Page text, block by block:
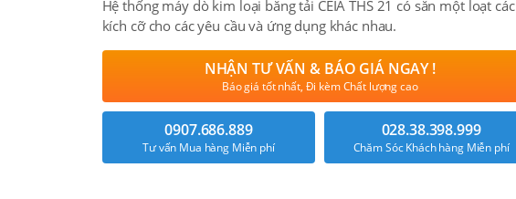
Hệ thống máy dò kim loại băng tải CEIA THS 21 có sẵn một loạt các
kích cỡ cho các yêu cầu và ứng dụng khác nhau.
NHẬN TƯ VẤN & BÁO GIÁ NGAY !
Báo giá tốt nhất, Đi kèm Chất lượng cao
0907.686.889
Tư vấn Mua hàng Miễn phí
028.38.398.999
Chăm Sóc Khách hàng Miễn phí